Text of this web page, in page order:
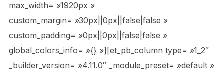
max_width= »1920px »
custom_margin= »30px||0px||false|false »
custom_padding= »0px||0px||false|false »
global_colors_info= »{} »][et_pb_column type= »1_2″
_builder_version= »4.11.0″ _module_preset= »default »